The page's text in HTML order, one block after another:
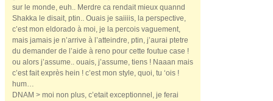
sur le monde, euh.. Merdre ca rendait mieux quannd
Shakka le disait, ptin.. Ouais je saiiiis, la perspective,
c’est mon eldorado à moi, je la percois vaguement,
mais jamais je n’arrive à l’atteindre, ptin, j’aurai ptetre
du demander de l’aide à reno pour cette foutue case !
ou alors j’assume.. ouais, j’assume, tiens ! Naaan mais
c’est fait exprès hein ! c’est mon style, quoi, tu ‘ois !
hum…
DNAM > moi non plus, c’etait exceptionnel, je ferai